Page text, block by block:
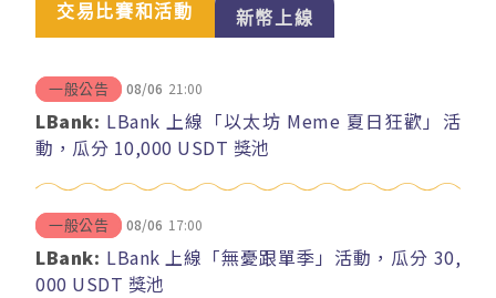
交易比賽和活動 新幣上線
一般公告 08/06 21:00
LBank: LBank 上線「以太坊 Meme 夏日狂歡」活
動，瓜分 10,000 USDT 獎池
一般公告 08/06 17:00
LBank: LBank 上線「無憂跟單季」活動，瓜分 30,
000 USDT 獎池